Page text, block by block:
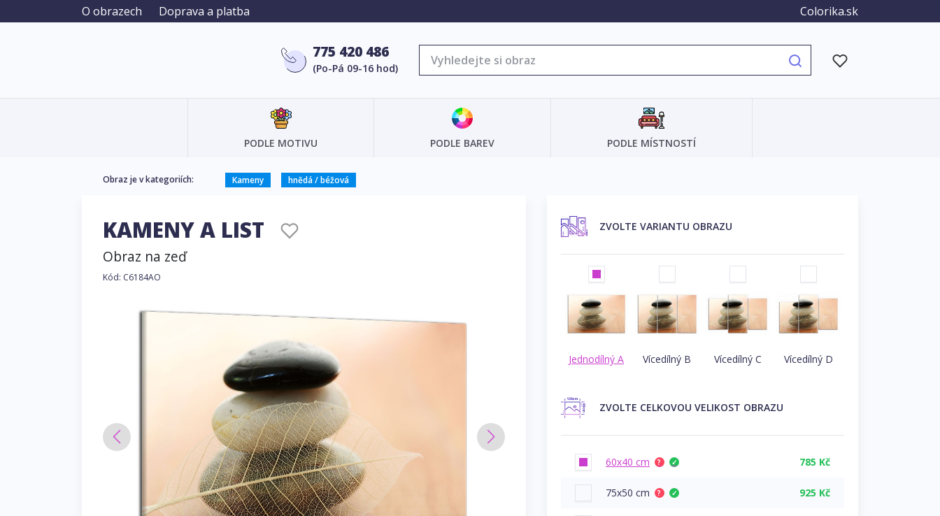
O obrazech Doprava a platba Colorika.sk
775 420 486
(Po-Pá 09-16 hod)
PODLE MOTIVU PODLE BAREV PODLE MÍSTNOSTÍ
Obraz je v kategoriích: Kameny hnědá / béžová
KAMENY A LIST
Obraz na zeď
Kód: C6184AO
ZVOLTE VARIANTU OBRAZU
Jednodílný A Vícedílný B Vícedílný C Vícedílný D
ZVOLTE CELKOVOU VELIKOST OBRAZU
60x40 cm ? ✓ 785 Kč
75x50 cm ? ✓ 925 Kč